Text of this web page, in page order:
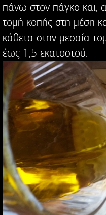
πάνω στον πάγκο και,
τομή κοπής στη μέση
κάθετα στην μεσαία
έως 1,5 εκατοστού.